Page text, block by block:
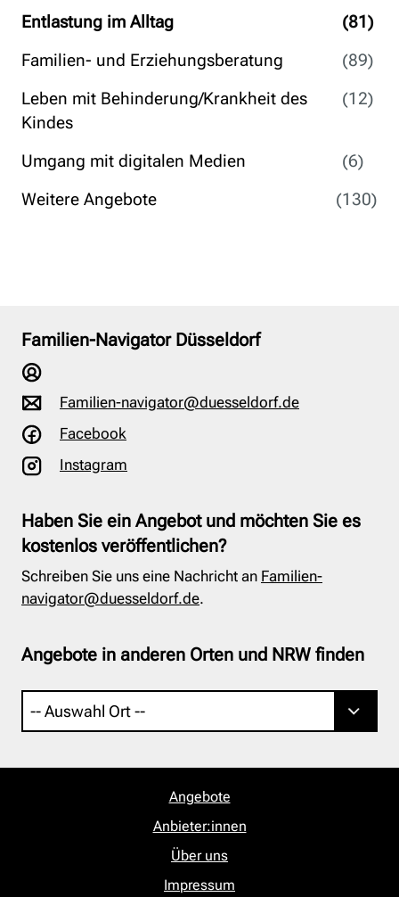
Entlastung im Alltag
(81)
Familien- und Erziehungsberatung
(89)
Leben mit Behinderung/Krankheit des
Kindes
(12)
Umgang mit digitalen Medien
(6)
Weitere Angebote
(130)
Familien-Navigator Düsseldorf
Familien-navigator@duesseldorf.de
Facebook
Instagram
Haben Sie ein Angebot und möchten Sie es
kostenlos veröffentlichen?
Schreiben Sie uns eine Nachricht an Familien-
navigator@duesseldorf.de.
Angebote in anderen Orten und NRW finden
Angebote
Anbieter:innen
Über uns
Impressum